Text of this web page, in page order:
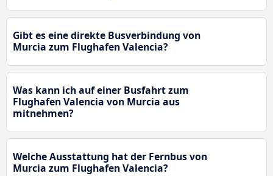
Gibt es eine direkte Busverbindung von
Murcia zum Flughafen Valencia?
Was kann ich auf einer Busfahrt zum
Flughafen Valencia von Murcia aus
mitnehmen?
Welche Ausstattung hat der Fernbus von
Murcia zum Flughafen Valencia?